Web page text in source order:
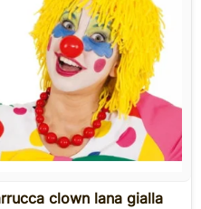
clown lana gialla